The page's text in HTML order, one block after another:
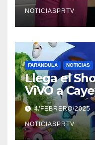
NOTICIASPRTV
FARÁNDULA NOTICIAS
Llega el
ViVO a
Relojes
compre
4/FEBRERO/2025
NOTICIASPRTV